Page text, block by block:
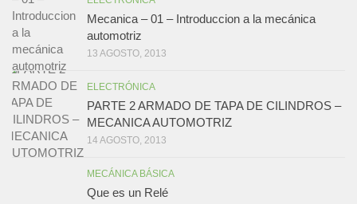
Mecanica – 01 – Introduccion a la mecánica
automotriz
13 AGOSTO, 2013
ELECTRÓNICA
PARTE 2 ARMADO DE TAPA DE CILINDROS –
MECANICA AUTOMOTRIZ
14 AGOSTO, 2013
MECÁNICA BÁSICA
Que es un Relé